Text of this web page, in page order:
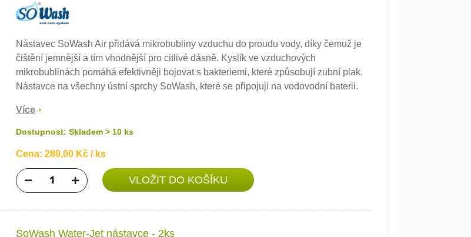
Nástavec SoWash Air přidává mikrobubliny vzduchu do proudu vody, díky čemuž je
čištění jemnější a tím vhodnější pro citlivé dásně. Kyslík ve vzduchových
mikrobublinách pomáhá efektivněji bojovat s bakteriemi, které způsobují zubní plak.
Nástavce na všechny ústní sprchy SoWash, které se připojují na vodovodní baterii.
Více
Dostupnost: Skladem > 10 ks
Cena: 289,00 Kč / ks
SoWash Water-Jet nástavce - 2ks